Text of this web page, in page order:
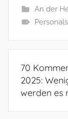
An der
70
2025:
werden es